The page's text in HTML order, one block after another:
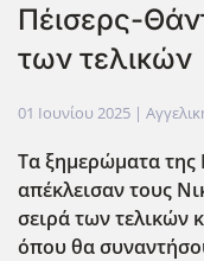
Πέισερς-
των τελικών
01 Ιουνίου 2025 |
Τα ξημερώματα της
απέκλεισαν τους
σειρά των τελικών
όπου θα